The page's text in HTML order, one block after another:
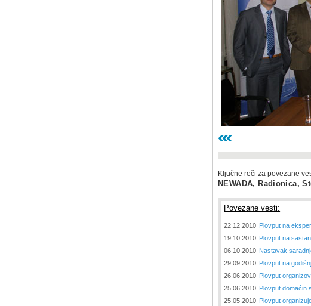
Ključne reči za povezane
NEWADA, Radionica,
Povezane vesti:
22.12.2010 Plovput na
19.10.2010 Plovput na
06.10.2010 Nastavak
29.09.2010 Plovput na
26.06.2010 Plovput
25.06.2010 Plovput domaćin
25.05.2010 Plovput